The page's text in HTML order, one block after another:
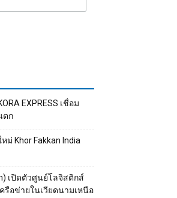
EXPRESS เชื่อม
ตก
ม่ Khor Fakkan India
เปิดตัวศูนย์โลจิสติกส์
รือข่ายในเวียดนามเหนือ